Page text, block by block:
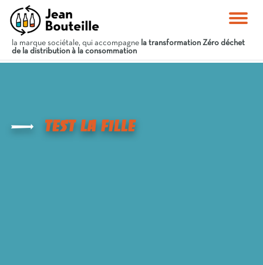
la marque sociétale, qui accompagne la transformation Zéro déchet
de la distribution à la consommation
test La Fille